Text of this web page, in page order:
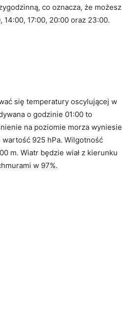
co oznacza, że możesz
17:00, 20:00 oraz 23:00.
się temperatury oscylującej w
o godzinie 01:00 to
na poziomie morza wyniesie
925 hPa. Wilgotność
m. Wiatr będzie wiał z kierunku
w 97%.